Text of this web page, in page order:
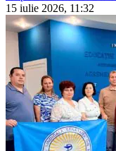
15 iulie 2026, 11:32